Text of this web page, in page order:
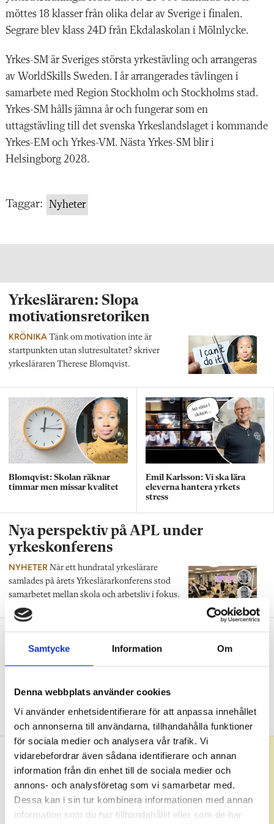
Samtycke Information Om
Denna webbplats använder cookies
Vi använder enhetsidentifierare för att anpassa innehållet
och annonserna till användarna, tillhandahålla funktioner
för sociala medier och analysera vår trafik. Vi
vidarebefordrar även sådana identifierare och annan
information från din enhet till de sociala medier och
annons- och analysföretag som vi samarbetar med.
Dessa kan i sin tur kombinera informationen med annan
information som du har tillhandahållit eller som de har
möttes 18 klasser från olika delar av Sverige i finalen.
Segrare blev klass 24D från Ekdalaskolan i Mölnlycke.
Yrkes-SM är Sveriges största yrkestävling och arrangeras
av WorldSkills Sweden. I år arrangerades tävlingen i
samarbete med Region Stockholm och Stockholms stad.
Yrkes-SM hålls jämna år och fungerar som en
uttagstävling till det svenska Yrkeslandslaget i kommande
Yrkes-EM och Yrkes-VM. Nästa Yrkes-SM blir i
Helsingborg 2028.
Taggar: Nyheter
Yrkesläraren: Slopa
motivationsretoriken
KRÖNIKA Tänk om motivation inte är
startpunkten utan slutresultatet? skriver
yrkesläraren Therese Blomqvist.
Blomqvist: Skolan räknar
timmar men missar kvalitet
Emil Karlsson: Vi ska lära
eleverna hantera yrkets
stress
Nya perspektiv på APL under
yrkeskonferens
NYHETER När ett hundratal yrkeslärare
samlades på årets Yrkeslärarkonferens stod
samarbetet mellan skola och arbetsliv i fokus.
Influencers ska locka elever till
yrkesprogram
en ny humorserie där kända influencers testar
att vara elever på yrkesprogrammet.